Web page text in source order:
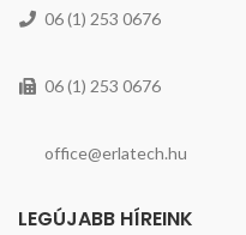
06 (1) 253 0676
06 (1) 253 0676
office@erlatech.hu
LEGÚJABB HÍREINK